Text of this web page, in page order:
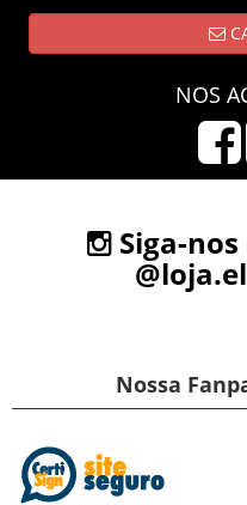
NOS
Siga-
Nossa